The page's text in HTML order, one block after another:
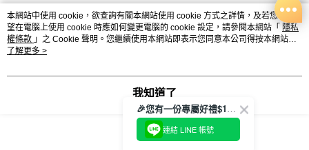
熱門標籤
本網站中使用 cookie，欲查詢有關本網站使用 cookie 方式之詳情，及若您不希
望在電腦上使用 cookie 時應如何變更電腦的 cookie 設定，請參閱本網站「 隱私
權條款 」之 Cookie 聲明。您繼續使用本網站即表示您同意本公司得按本網站使
用條款之 Cookie 聲明使用 cookie。
了解更多 >
我知道了
🎉您有一份專屬好禮$100正等著您🎁
連結 LINE 帳號